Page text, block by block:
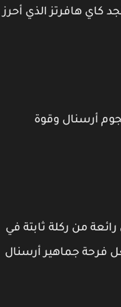
هافرتز الذي أحرز
أرسنال وقوة
من ركلة ثابتة في
جماهير أرسنال